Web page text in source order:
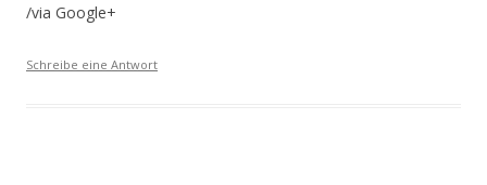
/via Google+
Schreibe eine Antwort